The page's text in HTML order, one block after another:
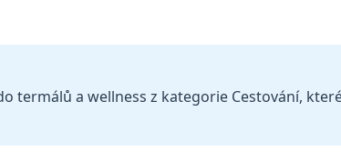
a wellness z kategorie Cestování,